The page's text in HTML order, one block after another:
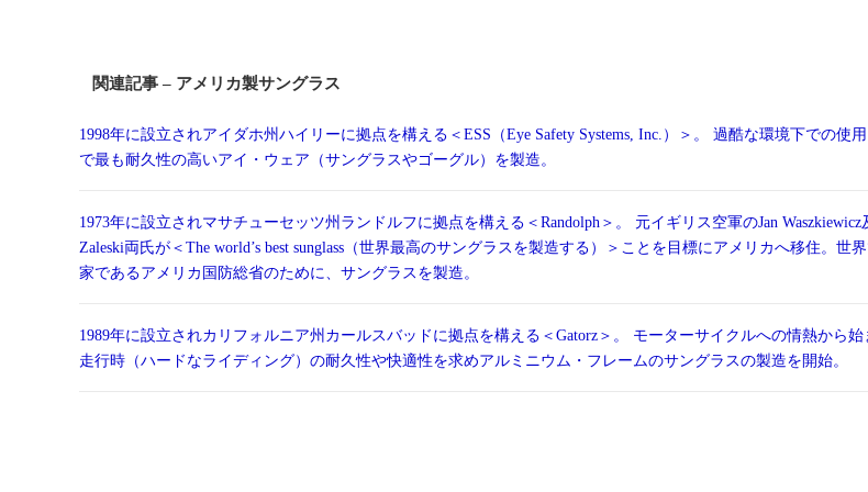
関連記事 – アメリカ製サングラス
1998年に設立されアイダホ州ハイリーに拠点を構える＜ESS（Eye Safety Systems, Inc.）＞。 過酷な環境下での使
で最も耐久性の高いアイ・ウェア（サングラスやゴーグル）を製造。
1973年に設立されマサチューセッツ州ランドルフに拠点を構える＜Randolph＞。 元イギリス空軍のJan Waszkiewicz
Zaleski両氏が＜The world’s best sunglass（世界最高のサングラスを製造する）＞ことを目標にアメリカへ移住。世
家であるアメリカ国防総省のために、サングラスを製造。
1989年に設立されカリフォルニア州カールスバッドに拠点を構える＜Gatorz＞。 モーターサイクルへの情熱から
走行時（ハードなライディング）の耐久性や快適性を求めアルミニウム・フレームのサングラスの製造を開始。